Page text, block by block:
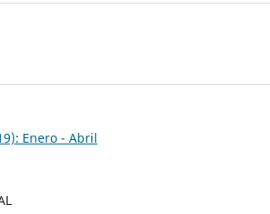
Enero - Abril